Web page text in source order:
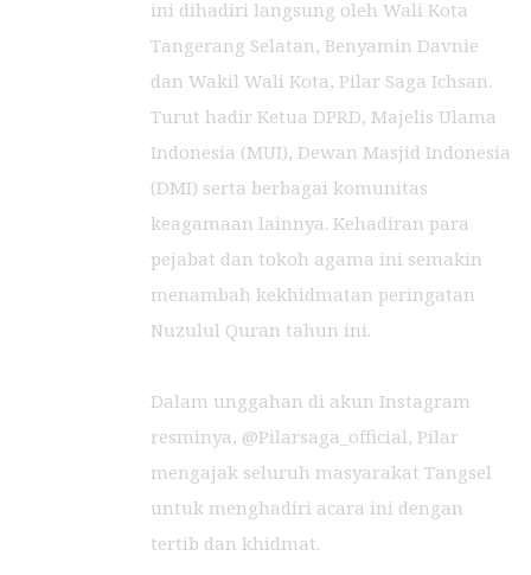
ini dihadiri langsung oleh Wali Kota
Tangerang Selatan, Benyamin Davnie
dan Wakil Wali Kota, Pilar Saga Ichsan.
Turut hadir Ketua DPRD, Majelis Ulama
Indonesia (MUI), Dewan Masjid Indonesia
(DMI) serta berbagai komunitas
keagamaan lainnya. Kehadiran para
pejabat dan tokoh agama ini semakin
menambah kekhidmatan peringatan
Nuzulul Quran tahun ini.
Dalam unggahan di akun Instagram
resminya, @Pilarsaga_official, Pilar
mengajak seluruh masyarakat Tangsel
untuk menghadiri acara ini dengan
tertib dan khidmat.